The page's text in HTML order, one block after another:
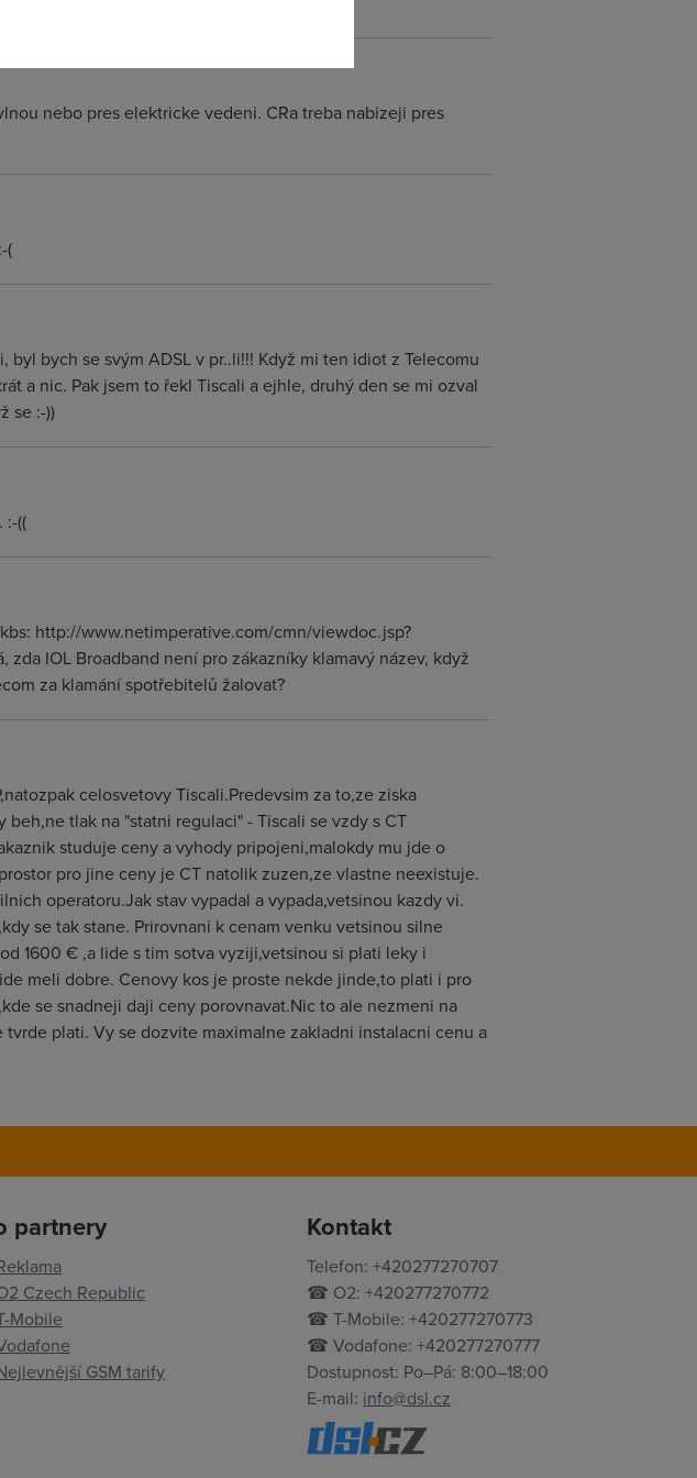
nebo pres elektricke vedeni. CRa treba nabizeji pres
(
bych se svým ADSL v pr..li!!! Když mi ten idiot z Telecomu
a nic. Pak jsem to řekl Tiscali a ejhle, druhý den se mi ozval
se :-))
:-((
http://www.netimperative.com/cmn/viewdoc.jsp?
IOL Broadband není pro zákazníky klamavý název, když
za klamání spotřebitelů žalovat?
celosvetovy Tiscali.Predevsim za to,ze ziska
tlak na "statni regulaci" - Tiscali se vzdy s CT
studuje ceny a vyhody pripojeni,malokdy mu jde o
pro jine ceny je CT natolik zuzen,ze vlastne neexistuje.
operatoru.Jak stav vypadal a vypada,vetsinou kazdy vi.
se tak stane. Prirovnani k cenam venku vetsinou silne
1600 € ,a lide s tim sotva vyziji,vetsinou si plati leky i
meli dobre. Cenovy kos je proste nekde jinde,to plati i pro
se snadneji daji ceny porovnavat.Nic to ale nezmeni na
plati. Vy se dozvite maximalne zakladni instalacni cenu a
partnery
Czech Republic
Mobile
GSM tarify
Kontakt
Telefon: +420277270707
☎ O2: +420277270772
☎ T-Mobile: +420277270773
☎ Vodafone: +420277270777
Dostupnost: Po–Pá: 8:00–18:00
E-mail: info@dsl.cz